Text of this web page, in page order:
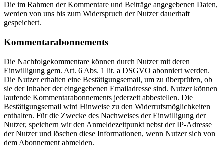
Die im Rahmen der Kommentare und Beiträge angegebenen Daten,
werden von uns bis zum Widerspruch der Nutzer dauerhaft
gespeichert.
Kommentarabonnements
Die Nachfolgekommentare können durch Nutzer mit deren
Einwilligung gem. Art. 6 Abs. 1 lit. a DSGVO abonniert werden.
Die Nutzer erhalten eine Bestätigungsemail, um zu überprüfen, ob
sie der Inhaber der eingegebenen Emailadresse sind. Nutzer können
laufende Kommentarabonnements jederzeit abbestellen. Die
Bestätigungsemail wird Hinweise zu den Widerrufsmöglichkeiten
enthalten. Für die Zwecke des Nachweises der Einwilligung der
Nutzer, speichern wir den Anmeldezeitpunkt nebst der IP-Adresse
der Nutzer und löschen diese Informationen, wenn Nutzer sich von
dem Abonnement abmelden.